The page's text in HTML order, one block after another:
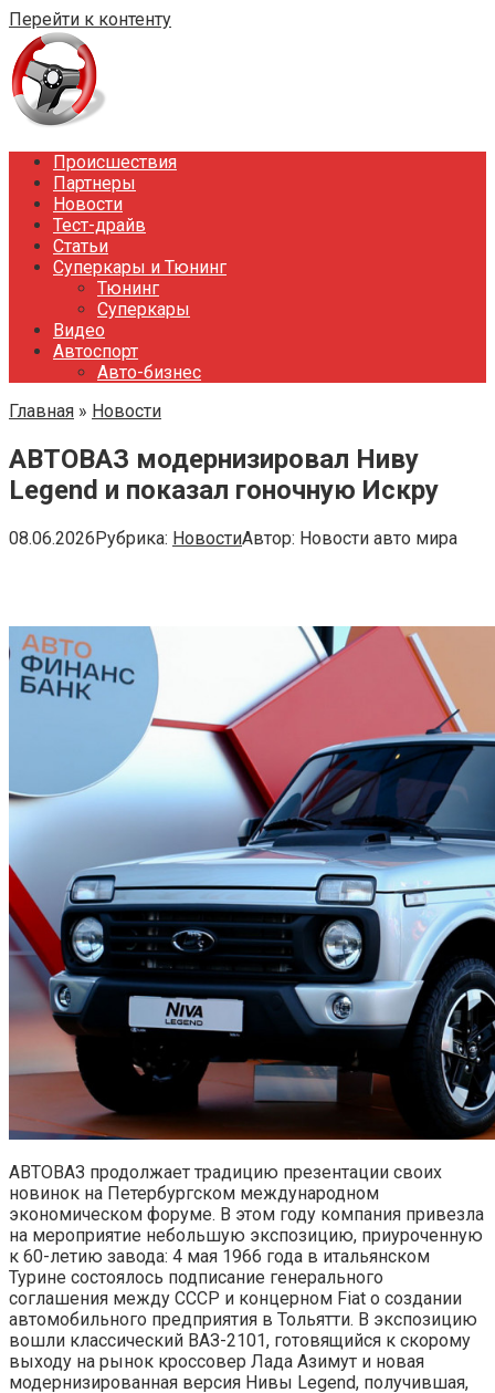
Перейти к контенту
Происшествия
Партнеры
Новости
Тест-драйв
Статьи
Суперкары и Тюнинг
Тюнинг
Суперкары
Видео
Автоспорт
Авто-бизнес
Главная » Новости
АВТОВАЗ модернизировал Ниву
Legend и показал гоночную Искру
08.06.2026Рубрика: НовостиАвтор: Новости авто мира
АВТОВАЗ продолжает традицию презентации своих
новинок на Петербургском международном
экономическом форуме. В этом году компания привезла
на мероприятие небольшую экспозицию, приуроченную
к 60-летию завода: 4 мая 1966 года в итальянском
Турине состоялось подписание генерального
соглашения между СССР и концерном Fiat о создании
автомобильного предприятия в Тольятти. В экспозицию
вошли классический ВАЗ-2101, готовящийся к скорому
выходу на рынок кроссовер Лада Азимут и новая
модернизированная версия Нивы Legend, получившая,